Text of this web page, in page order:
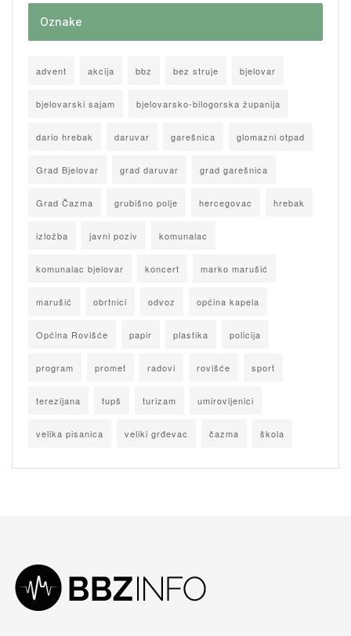
Oznake
advent akcija bbz bez struje bjelovar
bjelovarski sajam bjelovarsko-bilogorska županija
dario hrebak daruvar garešnica glomazni otpad
Grad Bjelovar grad daruvar grad garešnica
Grad Čazma grubišno polje hercegovac hrebak
izložba javni poziv komunalac
komunalac bjelovar koncert marko marušić
marušić obrtnici odvoz općina kapela
Općina Rovišće papir plastika policija
program promet radovi rovišće sport
terezijana tupš turizam umirovljenici
velika pisanica veliki grđevac čazma škola